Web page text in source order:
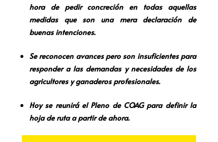
hora de pedir concreción en todas aquellas
medidas que son una mera declaración de
buenas intenciones.
Se reconocen avances pero son insuficientes para
responder a las demandas y necesidades de los
agricultores y ganaderos profesionales.
Hoy se reunirá el Pleno de COAG para definir la
hoja de ruta a partir de ahora.